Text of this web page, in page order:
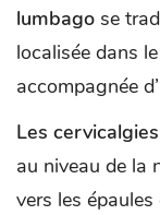
lumbago se
localisée dans
accompagnée
Les cervicalgies
au niveau de la
vers les